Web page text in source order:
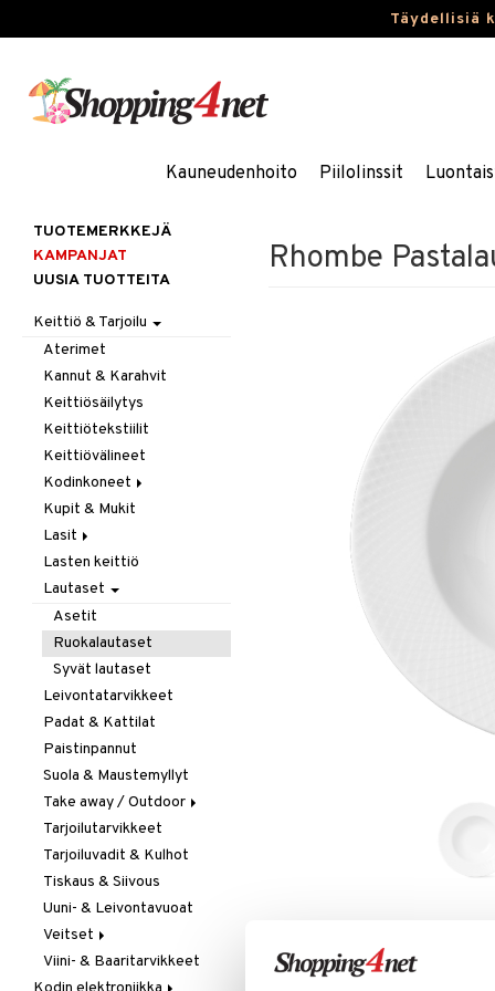
Täydellisiä
Kauneudenhoito Piilolinssit
Rhombe
LISÄÄ TOIVELISTALLE
TUOTEMERKKEJÄ
KAMPANJAT
UUSIA TUOTTEITA
Keittiö & Tarjoilu
Aterimet
Kannut & Karahvit
Keittiösäilytys
Keittiötekstiilit
Keittiövälineet
Kodinkoneet
Kahvi, Tee & Espresso
Leivänpaahtimet
Mixerit &
Sähkövatkaimet
Muut koneet
Vedenkeittimet
Kupit & Mukit
Lasit
Juoma- & Cocktailasit
Juomalasit
Olutlasit
Shamppanjalasit
Snapsi- & Aveclasit
Viinilasit
Whiskey- & Konjakkilasit
Lasten keittiö
Lautaset
Asetit
Ruokalautaset
Syvät lautaset
Leivontatarvikkeet
Padat & Kattilat
Paistinpannut
Suola & Maustemyllyt
Take away / Outdoor
Eväslaatikot
Pullot
Termoskannut
Termosmukit
Tarjoilutarvikkeet
Tarjoiluvadit & Kulhot
Tiskaus & Siivous
Uuni- & Leivontavuoat
Veitset
Erityisveitset
Viini- & Baaritarvikkeet